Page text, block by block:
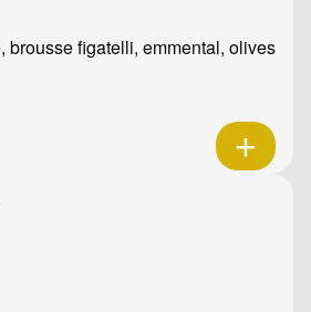
brousse figatelli, emmental, olives